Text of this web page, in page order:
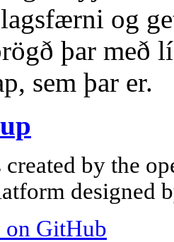
og
þar með
sem þar er.
by the
designed
on GitHub